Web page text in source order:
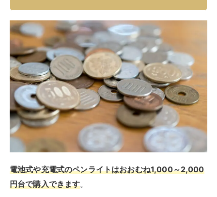
電池式や充電式のペンライトはおおむね1,000～2,000
円台で購入できます。